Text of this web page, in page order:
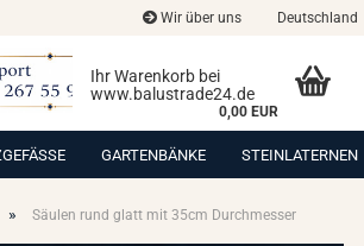
Wir über uns Deutschland
Ihr Warenkorb bei
www.balustrade24.de
0,00 EUR
GARTENBÄNKE STEINLATERNEN
» Säulen rund glatt mit 35cm Durchmesser